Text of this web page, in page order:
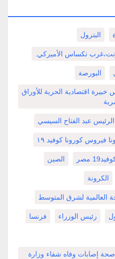
البترول
تكساس الأميركي.
البورصة
اقتصادية الحرية للأوراق
الرئيس عبد الفتاح السيسي
فيروس كورونا كوفيد ١٩
مصر الصين
الكرونة
العالمية لشرق المتوسط
رئيس الوزراء فرنسا
إصابات وفاه شفاء وزارة